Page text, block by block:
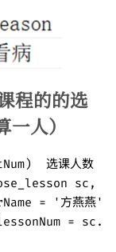
程的的选
人）
选课人数
=